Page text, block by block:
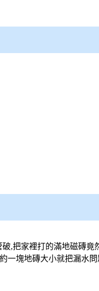
,把家裡打的滿地磁磚竟
一塊地磚大小就把漏水